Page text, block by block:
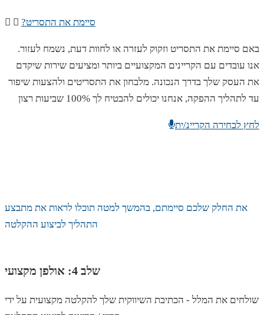
?סיימת את התסריט
באם סיימת את התסריט וזקוק לעזרה או לחוות דעת, נשמח לעזור.
אנו עובדים עם הקריינים המקצועיים ביותר ומציעים שירות שיקדם
את העסק שלך בדרך הנכונה. מלבחון את התסריטים ולהצעות שיפור
עד לתהליך ההפקה, אנחנו יכולים להבטיח לך 100% שביעות רצון
לחץ לבחירה הקריינ/ית
את החלק שלכם סיימתם, בהמשך למטה תוכלו לראות את מתבצע
התהליך לביצוע ההקלטה
שלב 4: אולפן מקצועי
שולחים את המלל - הכתיבת השיווקית שלך להקלטה מקצועית על ידי